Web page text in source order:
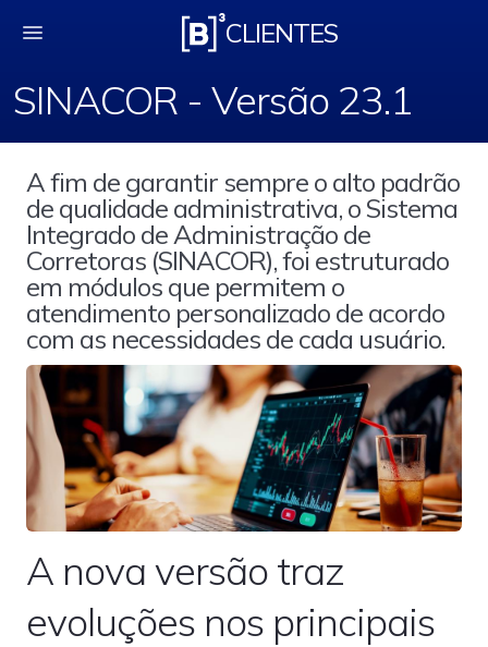
SINACOR - Versão
CLIENTES
SINACOR - Versão 23.1
A fim de garantir sempre o alto padrão
de qualidade administrativa, o Sistema
Integrado de Administração de
Corretoras (SINACOR), foi estruturado
em módulos que permitem o
atendimento personalizado de acordo
com as necessidades de cada usuário.
A nova versão traz
evoluções nos principais